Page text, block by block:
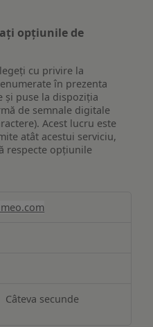
opțiunile de
cu privire la
în prezenta
și puse la dispoziția
de semnale digitale
Acest lucru este
atât acestui serviciu,
respecte opțiunile
Câteva secunde